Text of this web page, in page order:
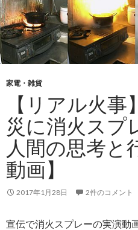
家電・雑貨
【リアル火
災に消火スプ
人間の思考と
動画】
2017年1月28日 2件のコメント
宣伝で消火スプレーの実演動